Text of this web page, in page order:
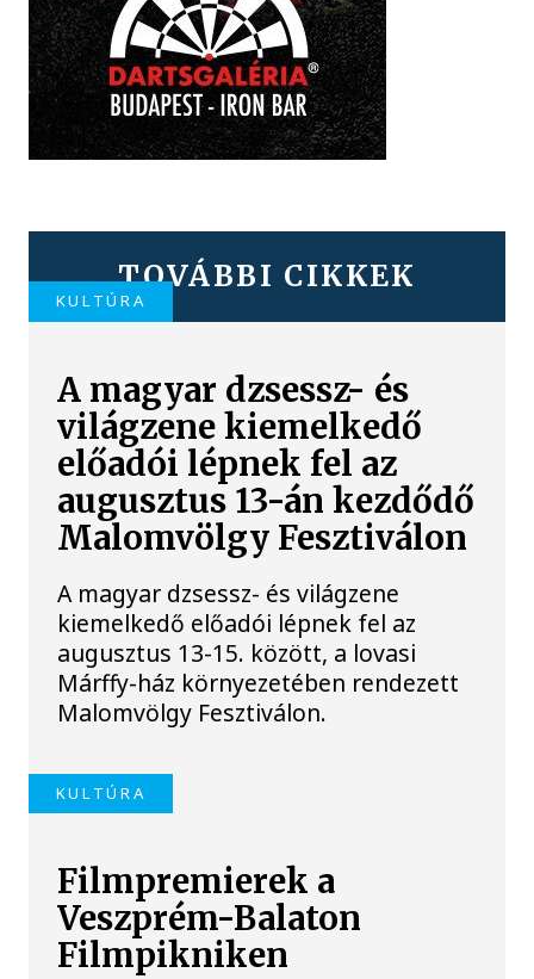
TOVÁBBI CIKKEK
KULTÚRA
A magyar dzsessz- és
világzene kiemelkedő
előadói lépnek fel az
augusztus 13-án kezdődő
Malomvölgy Fesztiválon
A magyar dzsessz- és világzene
kiemelkedő előadói lépnek fel az
augusztus 13-15. között, a lovasi
Márffy-ház környezetében rendezett
Malomvölgy Fesztiválon.
KULTÚRA
Filmpremierek a
Veszprém-Balaton
Filmpikniken